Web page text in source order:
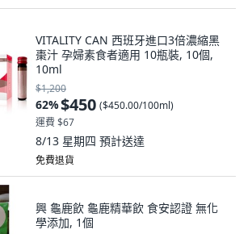
VITALITY CAN 西班牙進口3倍濃縮黑
棗汁 孕婦素食者適用 10瓶裝, 10個,
10ml
$1,200
62%$450 ($450.00/100ml)
運費 $67
8/13 星期四 預計送達
免費退貨
興 龜鹿飲 龜鹿精華飲 食安認證 無化
學添加, 1個